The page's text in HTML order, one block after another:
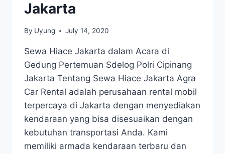
Jakarta
By Uyung July 14, 2020
Sewa Hiace Jakarta dalam Acara di
Gedung Pertemuan Sdelog Polri Cipinang
Jakarta Tentang Sewa Hiace Jakarta Agra
Car Rental adalah perusahaan rental mobil
terpercaya di Jakarta dengan menyediakan
kendaraan yang bisa disesuaikan dengan
kebutuhan transportasi Anda. Kami
memiliki armada kendaraan terbaru dan